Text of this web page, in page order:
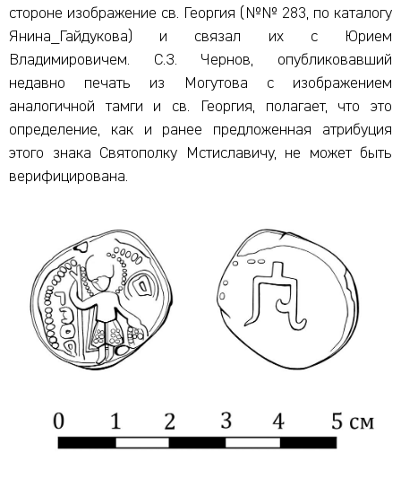
стороне изображение св. Георгия (№№ 283, по каталогу
Янина_Гайдукова) и связал их с Юрием
Владимировичем. С.З. Чернов, опубликовавший
недавно печать из Могутова с изображением
аналогичной тамги и св. Георгия, полагает, что это
определение, как и ранее предложенная атрибуция
этого знака Святополку Мстиславичу, не может быть
верифицирована.